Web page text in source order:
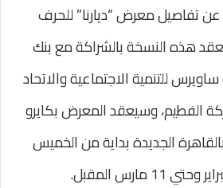
تفاصيل معرض “ديارنا” للحرف
تعقد هذه النسخة بالشراكة مع بنك
للتنمية الاجتماعية والاتحاد
الفطيم، وسيعقد المعرض بكايرو
الجديدة بداية من الخميس